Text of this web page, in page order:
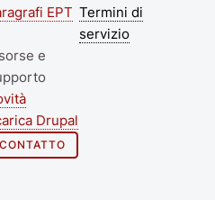
EPT
e
Drupal
CONTATTO
Termini di
servizio